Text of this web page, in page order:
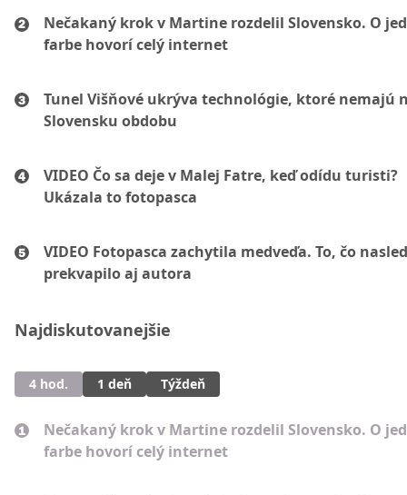
Nečakaný krok v Martine rozdelil Slovensko. O
farbe hovorí celý internet
Tunel Višňové ukrýva technológie, ktoré nemajú
Slovensku obdobu
VIDEO Čo sa deje v Malej Fatre, keď odídu turisti?
Ukázala to fotopasca
VIDEO Fotopasca zachytila medveďa. To, čo
prekvapilo aj autora
Najdiskutovanejšie
4 hod. 1 deň Týždeň
Nečakaný krok v Martine rozdelil Slovensko. O
farbe hovorí celý internet